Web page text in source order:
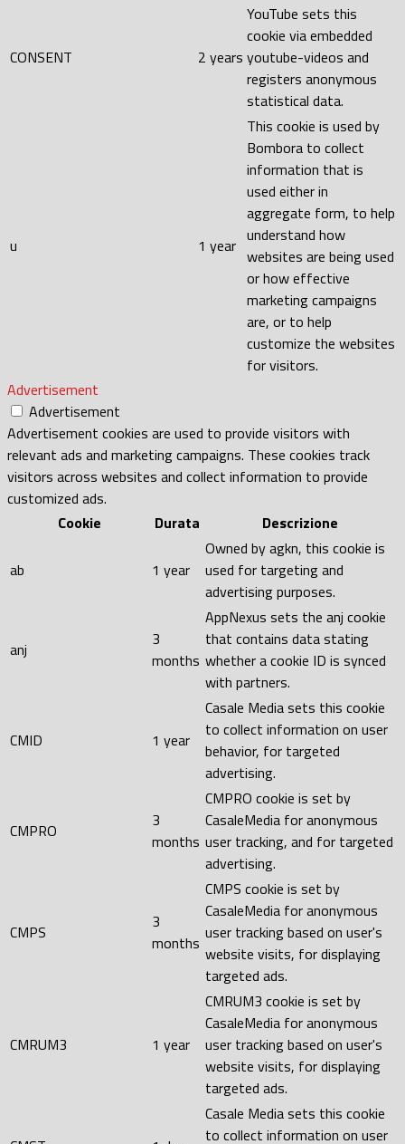
CONSENT 2 years
YouTube sets this
cookie via embedded
youtube-videos and
registers anonymous
statistical data.
u 1 year
This cookie is used by
Bombora to collect
information that is
used either in
aggregate form, to help
understand how
websites are being used
or how effective
marketing campaigns
are, or to help
customize the websites
for visitors.
Advertisement
Advertisement
Advertisement cookies are used to provide visitors with
relevant ads and marketing campaigns. These cookies track
visitors across websites and collect information to provide
customized ads.
Cookie
Durata Descrizione
ab 1 year
Owned by agkn, this cookie is
used for targeting and
advertising purposes.
anj
3
months
AppNexus sets the anj cookie
that contains data stating
whether a cookie ID is synced
with partners.
CMID 1 year
Casale Media sets this cookie
to collect information on user
behavior, for targeted
advertising.
CMPRO
3
months
CMPRO cookie is set by
CasaleMedia for anonymous
user tracking, and for targeted
advertising.
CMPS
3
months
CMPS cookie is set by
CasaleMedia for anonymous
user tracking based on user's
website visits, for displaying
targeted ads.
CMRUM3 1 year
CMRUM3 cookie is set by
CasaleMedia for anonymous
user tracking based on user's
website visits, for displaying
targeted ads.
Casale Media sets this cookie
to collect information on user